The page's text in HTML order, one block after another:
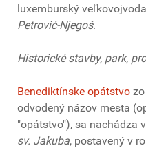
luxemburský veľkovojvoda
Petrović-Njegoš.
Historické stavby, park,
Benediktínske opátstvo
odvodený názov mesta
"opátstvo"), sa nachádza v
sv. Jakuba, postavený v